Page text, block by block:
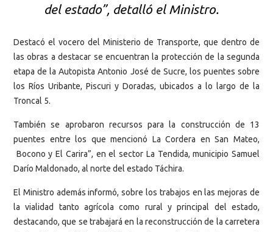
del estado”, detalló el Ministro.
Destacó el vocero del Ministerio de Transporte, que dentro de
las obras a destacar se encuentran la protección de la segunda
etapa de la Autopista Antonio José de Sucre, los puentes sobre
los Ríos Uribante, Piscuri y Doradas, ubicados a lo largo de la
Troncal 5.
También se aprobaron recursos para la construcción de 13
puentes entre los que mencionó La Cordera en San Mateo,
Bocono y El Carira”, en el sector La Tendida, municipio Samuel
Darío Maldonado, al norte del estado Táchira.
El Ministro además informó, sobre los trabajos en las mejoras de
la vialidad tanto agrícola como rural y principal del estado,
destacando, que se trabajará en la reconstrucción de la carretera